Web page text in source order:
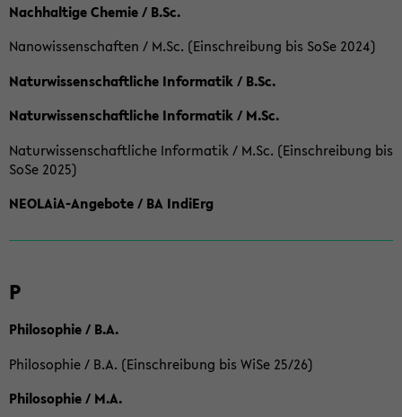
Nachhaltige Chemie / B.Sc.
Nanowissenschaften / M.Sc. (Einschreibung bis SoSe 2024)
Naturwissenschaftliche Informatik / B.Sc.
Naturwissenschaftliche Informatik / M.Sc.
Naturwissenschaftliche Informatik / M.Sc. (Einschreibung bis
SoSe 2025)
NEOLAiA-Angebote / BA IndiErg
P
Philosophie / B.A.
Philosophie / B.A. (Einschreibung bis WiSe 25/26)
Philosophie / M.A.